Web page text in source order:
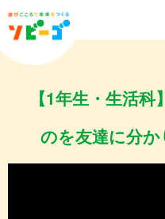
【1年生・生活
のを友達に分か